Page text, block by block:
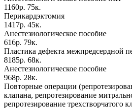
1160р. 75к.
Перикардэктомия
1417р. 45к.
Анестезиологическое пособие
616р. 79к.
Пластика дефекта межпредсердной
8185р. 68к.
Анестезиологическое пособие
968р. 28к.
Повторные операции
клапана, репротезирование
репротезирование трехстворчатого